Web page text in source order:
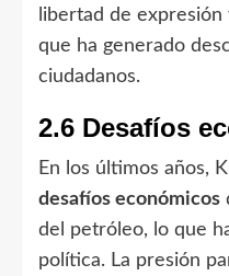
libertad de
que ha generado
ciudadanos.
2.6 Desafíos
En los últimos años,
desafíos económicos
del petróleo, lo que
política. La presión